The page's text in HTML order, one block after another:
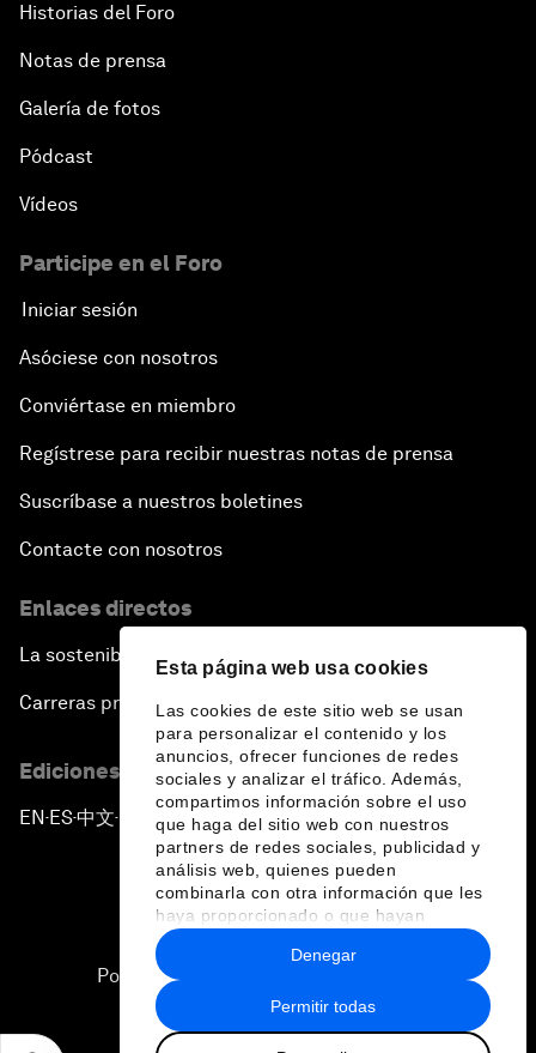
Esta página web usa cookies
Las cookies de este sitio web se usan
para personalizar el contenido y los
anuncios, ofrecer funciones de redes
sociales y analizar el tráfico. Además,
compartimos información sobre el uso
que haga del sitio web con nuestros
partners de redes sociales, publicidad y
análisis web, quienes pueden
combinarla con otra información que les
haya proporcionado o que hayan
recopilado a partir del uso que haya
hecho de sus servicios.
Permitir todas
Denegar
Historias del Foro
Notas de prensa
Galería de fotos
Pódcast
Vídeos
Participe en el Foro
Iniciar sesión
Asóciese con nosotros
Conviértase en miembro
Regístrese para recibir nuestras notas de prensa
Suscríbase a nuestros boletines
Contacte con nosotros
Enlaces directos
La sostenibilidad en el Foro
Carreras profesionales
Ediciones en otros idiomas
EN ▪ES▪中文▪ 日本語
Política de privacidad y normas de uso
Sitemap